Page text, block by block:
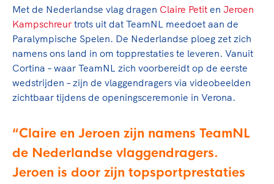
een rondje fietsen, door samen te skaten of naar
de sportschool te gaan. Door samen te juichen
voor Sifan Hassan, Rico Verhoeven, Diede de
Groot en het Nederlands Elftal. Of met trots te
genieten van de karatewedstrijd van je dochter,
de halve marathon van je moeder of de
hockeywedstrijd van je buurjongen.
Lees verder
Beroepskrachten
Samen voor een veilige
sportomgeving
Voor welk gedrag staat de club? Wat mag wel
En wat mag vooral niet? Een gedragscode geeft
hier richting aan en is dus een belangrijk
onderdeel van het clubbeleid rondom gewenst en
ongewenst gedrag.
De TeamNL Academie
De TeamNL Academie biedt een leer- en
ontwikkelprogramma voor de volgende functies
binnen TeamNL programma's: experts, coaches,
bestuurders, (technisch) directeuren, managers en
toekomstig kader.
Met de Nederlandse vlag dragen Claire Petit en Jeroen
Kampschreur trots uit dat TeamNL meedoet aan de
Paralympische Spelen. De Nederlandse ploeg zet zich
namens ons land in om topprestaties te leveren. Vanuit
Cortina – waar TeamNL zich voorbereidt op de eerste
wedstrijden – zijn de vlaggendragers via videobeelden
zichtbaar tijdens de openingsceremonie in Verona.
Claire en Jeroen zijn namens TeamNL
de Nederlandse vlaggendragers.
Jeroen is door zijn topsportprestaties